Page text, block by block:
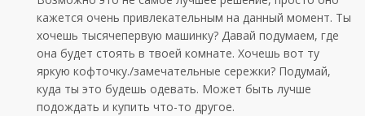
кажется очень привлекательным на данный момент. Ты
хочешь тысячепервую машинку? Давай подумаем, где
она будет стоять в твоей комнате. Хочешь вот ту
яркую кофточку./замечательные сережки? Подумай,
куда ты это будешь одевать. Может быть лучше
подождать и купить что-то другое.